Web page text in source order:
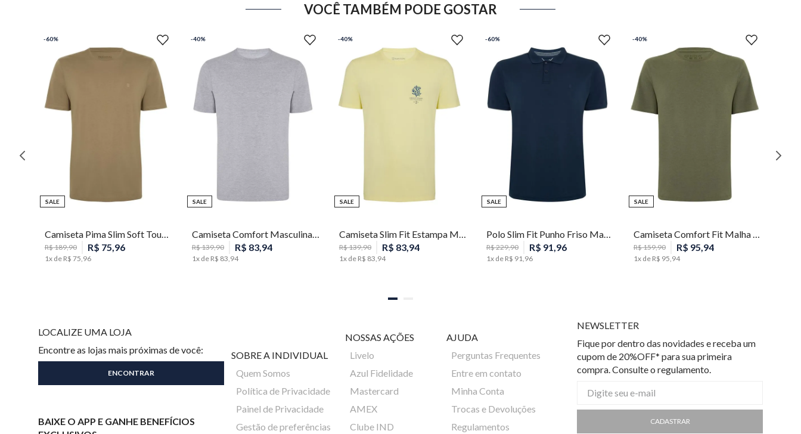
VOCÊ TAMBÉM PODE GOSTAR
-60%
SALE M
Camiseta Pima Slim Soft Touch Masculina Individual
R$189,90 R$ 75,96
1x de R$ 75 96
-40%
SALE
Camiseta Comfort Masculina Individual
R$139,90 R$ 83,94
1x de R$ 83 94
-40%
SALE PP P M
Camiseta Slim Fit Estampa Masculina Individual
R$139,90 R$ 83,94
1x de R$ 83 94
-60%
SALE P
Polo Slim Fit Punho Friso Masculina Individual
R$229,90 R$ 91,96
1x de R$ 91 96
-40%
SALE P M
Camiseta Comfort Fit Malha Listras Masculina Individual
R$159,90 R$ 95,94
1x de R$ 95 94
LOCALIZE UMA LOJA
Encontre as lojas mais próximas de você:
BAIXE O APP E GANHE BENEFÍCIOS
SOBRE A INDIVIDUAL
Quem Somos
Política de Privacidade
Painel de Privacidade
Gestão de preferências
NOSSAS AÇÕES
Livelo
Azul Fidelidade
Mastercard
AMEX
Clube IND
AJUDA
Perguntas Frequentes
Entre em contato
Minha Conta
Trocas e Devoluções
Regulamentos
NEWSLETTER
Fique por dentro das novidades e receba um
cupom de 20%OFF* para sua primeira
compra. Consulte o regulamento.
CADASTRAR